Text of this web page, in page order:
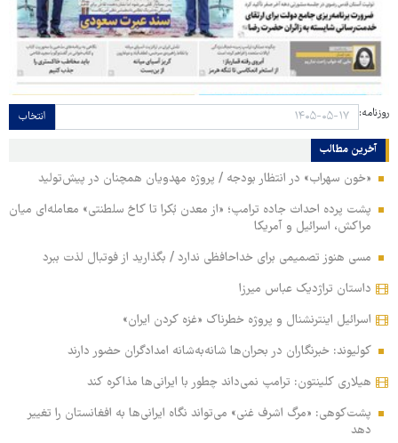
روزنامه: انتخاب
آخرین مطالب
«خون سهراب» در انتظار بودجه / پروژه مهدویان همچنان در پیش‌تولید
پشت پرده احداث جاده ترامپ؛ «از معدن بُکرا تا کاخ سلطنتی» معامله‌ای میان
مراکش، اسرائیل و آمریکا
مسی هنوز تصمیمی برای خداحافظی ندارد / بگذارید از فوتبال لذت ببرد
داستان تراژدیک عباس میرزا
اسرائیل اینترنشنال و پروژه خطرناک «غزه کردن ایران»
کولیوند: خبرنگاران در بحران‌ها شانه‌به‌شانه امدادگران حضور دارند
هیلاری کلینتون: ترامپ نمی‌داند چطور با ایرانی‌ها مذاکره کند
پشت‌کوهی: «مرگ اشرف غنی» می‌تواند نگاه ایرانی‌ها به افغانستان را تغییر
دهد